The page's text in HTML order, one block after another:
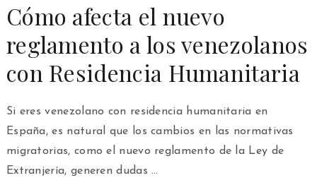
Cómo afecta el nuevo
reglamento a los venezolanos
con Residencia Humanitaria
Si eres venezolano con residencia humanitaria en
España, es natural que los cambios en las normativas
migratorias, como el nuevo reglamento de la Ley de
Extranjería, generen dudas …